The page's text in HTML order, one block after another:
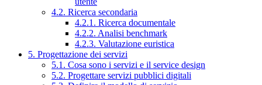
4.2. Ricerca secondaria
4.2.1. Ricerca documentale
4.2.2. Analisi benchmark
4.2.3. Valutazione euristica
5. Progettazione dei servizi
5.1. Cosa sono i servizi e il service design
5.2. Progettare servizi pubblici digitali